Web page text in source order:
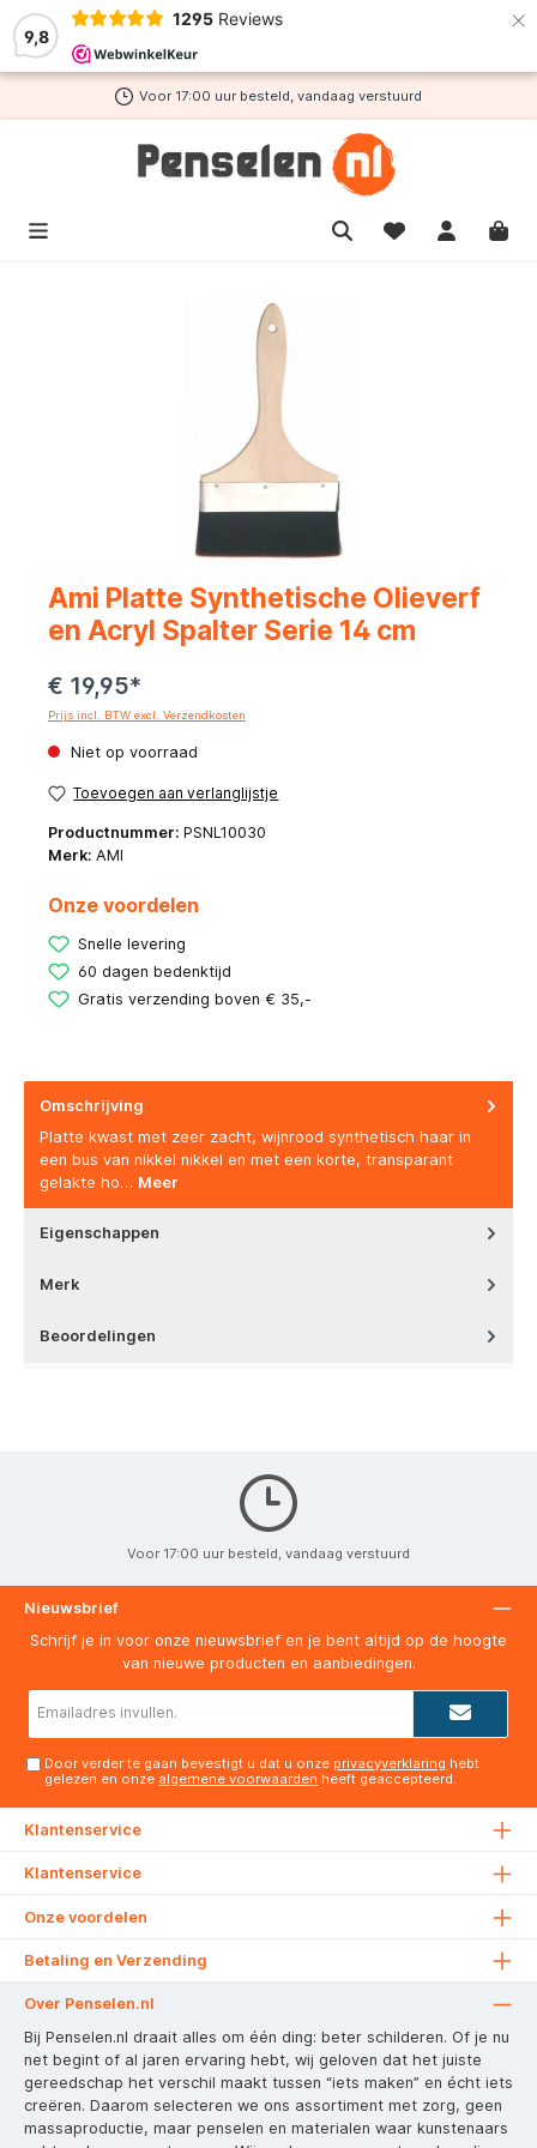
9,8
1295 Reviews ×
hoofdinhoud
Voor 17:00 uur besteld, vandaag verstuurd
Ami Platte Synthetische Olieverf
en Acryl Spalter Serie 14 cm
€ 19,95*
Prijs incl. BTW excl. Verzendkosten
Niet op voorraad
Toevoegen aan verlanglijstje
Productnummer: PSNL10030
Merk: AMI
Onze voordelen
Snelle levering
60 dagen bedenktijd
Gratis verzending boven € 35,-
Omschrijving
Platte kwast met zeer zacht, wijnrood synthetisch haar in
een bus van nikkel nikkel en met een korte, transparant
gelakte ho… Meer
Eigenschappen
Merk
Beoordelingen
Voor 17:00 uur besteld, vandaag verstuurd
Nieuwsbrief
Schrijf je in voor onze nieuwsbrief en je bent altijd op de hoogte
van nieuwe producten en aanbiedingen.
Door verder te gaan bevestigt u dat u onze privacyverklaring hebt
gelezen en onze algemene voorwaarden heeft geaccepteerd.
Klantenservice
Klantenservice
Onze voordelen
Betaling en Verzending
Over Penselen.nl
Bij Penselen.nl draait alles om één ding: beter schilderen. Of je nu
net begint of al jaren ervaring hebt, wij geloven dat het juiste
gereedschap het verschil maakt tussen “iets maken” en écht iets
creëren. Daarom selecteren we ons assortiment met zorg, geen
massaproductie, maar penselen en materialen waar kunstenaars